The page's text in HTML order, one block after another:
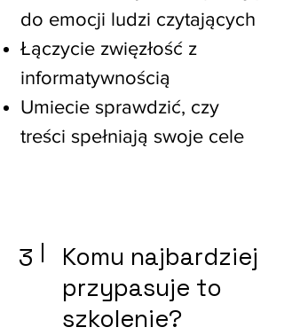
do emocji ludzi czytających
Łączycie zwięzłość z
informatywnością
Umiecie sprawdzić, czy
treści spełniają swoje cele
3
Komu najbardziej
przypasuje to
szkolenie?